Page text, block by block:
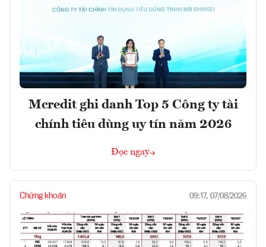
Mcredit ghi danh Top 5 Công ty tài
chính tiêu dùng uy tín năm 2026
Đọc ngay
Chứng khoán 09:17, 07/08/2026